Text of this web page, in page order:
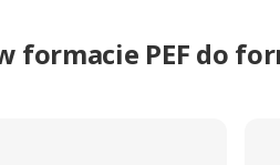
formacie PEF do